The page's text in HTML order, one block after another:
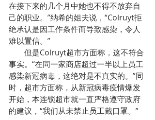
在接下来的几个月中她也不得不放弃自
己的职业。”纳希的姐夫说，“Colruyt拒
绝承认是因工作条件而导致感染，令人
难以置信。”
事实。“在同一家商店超过一半以上员工
感染新冠病毒，这绝对是不真实的。”同
时，超市方面称，从新冠病毒疫情爆发
开始，本连锁超市就一直严格遵守政府
的建议，“我们从未禁止员工戴口罩。”